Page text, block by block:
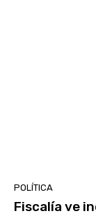
POLÍTICA
Fiscalía ve